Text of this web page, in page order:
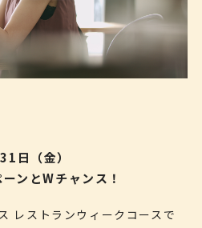
日（金）
ンとWチャンス！
レストランウィークコースで